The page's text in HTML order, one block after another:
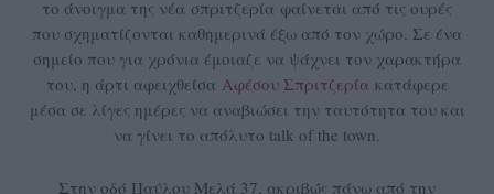
το άνοιγμα της νέα σπριτζερία φαίνεται από τις ουρές
που σχηματίζονται καθημερινά έξω από τον χώρο. Σε ένα
σημείο που για χρόνια έμοιαζε να ψάχνει τον χαρακτήρα
του, η άρτι αφειχθείσα Αφέσου Σπριτζερία κατάφερε
μέσα σε λίγες ημέρες να αναβιώσει την ταυτότητα του και
να γίνει το απόλυτο talk of the town.
Στην οδό Παύλου Μελά 37, ακριβώς πάνω από την